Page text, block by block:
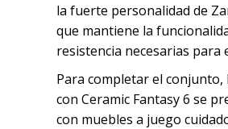
la fuerte personalidad de
que mantiene la
resistencia necesarias para
Para completar el conjunto,
con Ceramic Fantasy 6 se
con muebles a juego